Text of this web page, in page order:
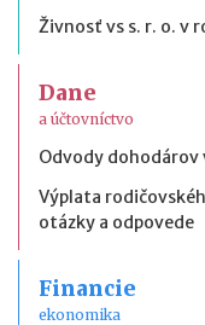
Živnosť vs s. r. o. v
Dane
a účtovníctvo
Odvody dohodárov
Výplata
otázky a odpovede
Financie
ekonomika